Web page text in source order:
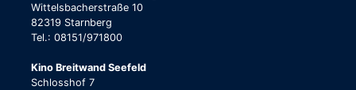
Wittelsbacherstraße 10
82319 Starnberg
Tel.: 08151/971800
Kino Breitwand Seefeld
Schlosshof 7